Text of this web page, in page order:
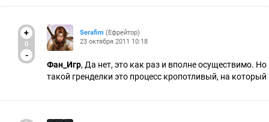
+
0
-
Serafim (Ефрейтор)
23 октября 2011 10:18
Фан_Игр, Да нет, это как раз и вполне осуществимо.
такой гренделки это процесс кропотливый, на